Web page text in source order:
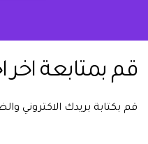
قم بمتابعة اخر
قم بكتابة بريدك الاكتروني